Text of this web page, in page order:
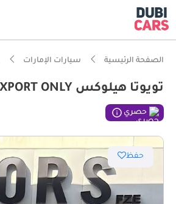
الصفحة الرئيسية سيارات الإمارات
تويوتا هيلوكس GR-SPORT 4.0 V6 **EXPORT ONLY**التصدير فقط خارج الخليج***
حصري
حفظ